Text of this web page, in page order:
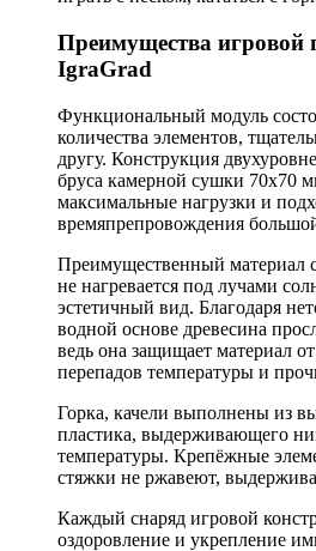
Преимущества игровой
IgraGrad
Функциональный модуль
количества элементов,
другу. Конструкция
бруса камерной сушки 70х70
максимальные нагрузки и
времяпрепровождения
Преимущественный материал
не нагревается под лучами
эстетичный вид. Благодаря
водной основе древесина
ведь она защищает материал
перепадов температуры и
Горка, качели выполнены из
пластика, выдерживающего
температуры. Крепёжные
стяжки не ржавеют,
Каждый снаряд игровой
оздоровление и укрепление